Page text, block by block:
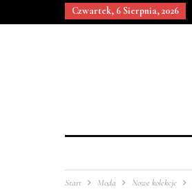
Czwartek, 6 Sierpnia, 2026
Start Moda Nowe kolekcje